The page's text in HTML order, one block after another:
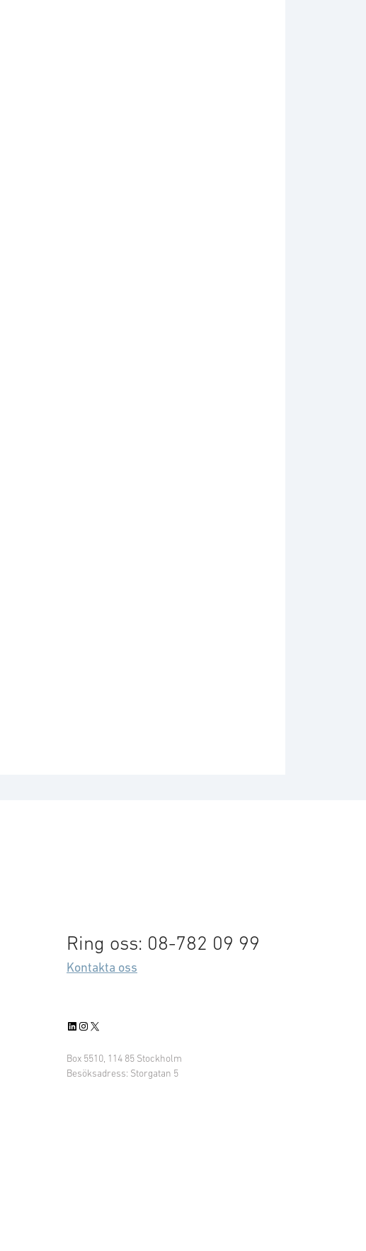
Ring oss: 08-782 09 99
Kontakta oss
LinkedIn
Instagram
X
Box 5510, 114 85 Stockholm
Besöksadress: Storgatan 5